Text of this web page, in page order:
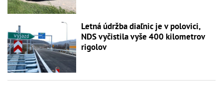
Letná údržba diaľnic je v polovici,
NDS vyčistila vyše 400 kilometrov
rigolov